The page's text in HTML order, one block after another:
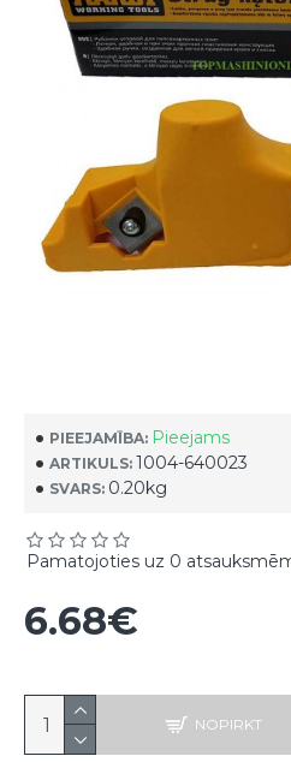
PIEEJAMĪBA: Pieejams
ARTIKULS: 1004-640023
SVARS: 0.20kg
Pamatojoties uz 0
6.68€
NOPIRKT